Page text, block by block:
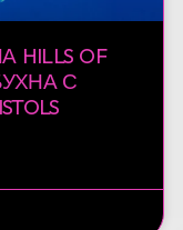
OF
С